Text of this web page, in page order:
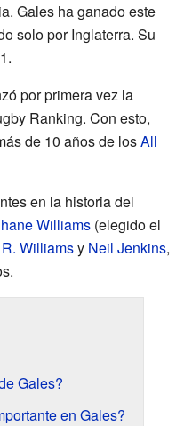
Gales ha ganado este
solo por Inglaterra. Su
por primera vez la
Ranking. Con esto,
de 10 años de losAll
en la historia del
Williams (elegido el
R. Williamsy Neil Jenkins,
Gales?
en Gales?